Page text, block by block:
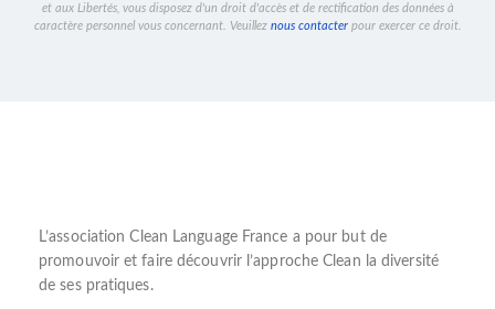
et aux Libertés, vous disposez d'un droit d'accès et de rectification des données à
caractère personnel vous concernant. Veuillez nous contacterpour exercer ce droit.
L’association Clean Language France a pour but de
promouvoir et faire découvrir l’approche Clean la diversité
de ses pratiques.